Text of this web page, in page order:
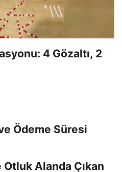
4 Gözaltı, 2
Ödeme Süresi
Alanda Çıkan